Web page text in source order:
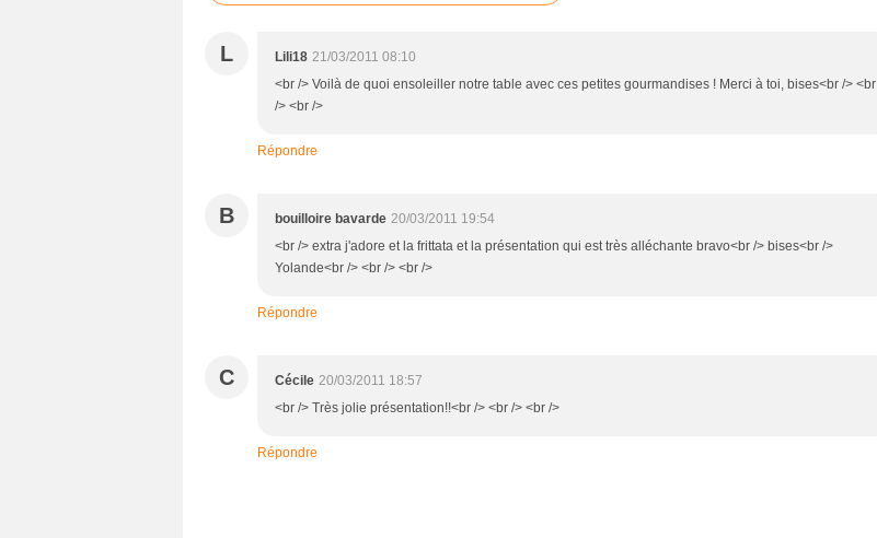
L Lili18 21/03/2011 08:10
<br /> Voilà de quoi ensoleiller notre table avec ces petites gourmandises ! Merci à toi, bises<br /> <br
/> <br />
Répondre
B bouilloire bavarde 20/03/2011 19:54
<br /> extra j'adore et la frittata et la présentation qui est très alléchante bravo<br /> bises<br />
Yolande<br /> <br /> <br />
Répondre
C Cécile 20/03/2011 18:57
<br /> Très jolie présentation!!<br /> <br /> <br />
Répondre